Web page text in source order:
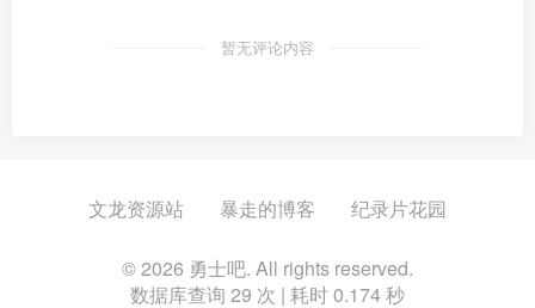
暂无评论内容
文龙资源站 暴走的博客 纪录片花园
© 2026 勇士吧. All rights reserved.
数据库查询 29 次 | 耗时 0.174 秒